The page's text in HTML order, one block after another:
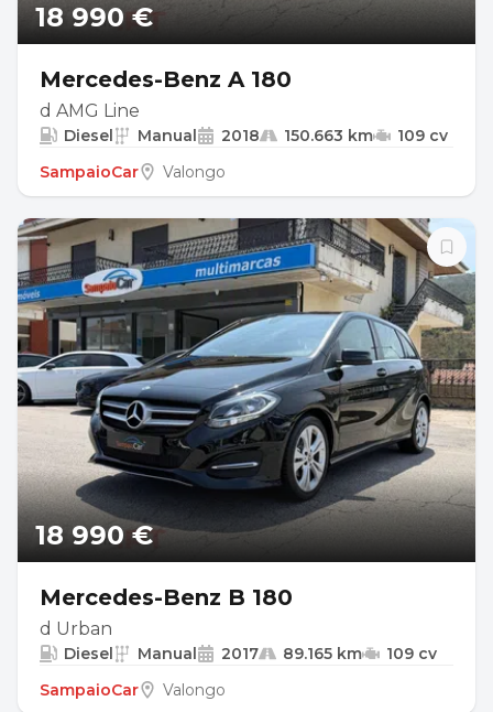
18 990 €
Mercedes-Benz A 180
d AMG Line
Diesel Manual 2018 150.663 km
109 cv
SampaioCar
Valongo
18 990 €
Mercedes-Benz B 180
d Urban
Diesel Manual 2017 89.165 km
109 cv
SampaioCar
Valongo